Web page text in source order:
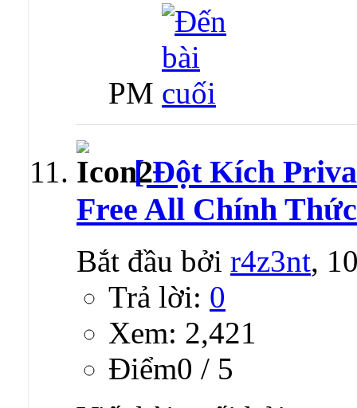
PM
[ Đột Kích
Free All Chính
Bắt đầu bởi r4z3nt,
Trả lời: 0
Xem: 2,421
Ðiểm0 / 5